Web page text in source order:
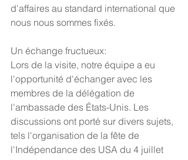
d'affaires au standard international que
nous nous sommes fixés.
Un échange fructueux:
Lors de la visite, notre équipe a eu
l'opportunité d'échanger avec les
membres de la délégation de
l'ambassade des États-Unis. Les
discussions ont porté sur divers sujets,
tels l'organisation de la fête de
l'Indépendance des USA du 4 juillet